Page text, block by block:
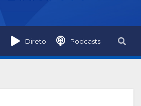
Direto Podcasts